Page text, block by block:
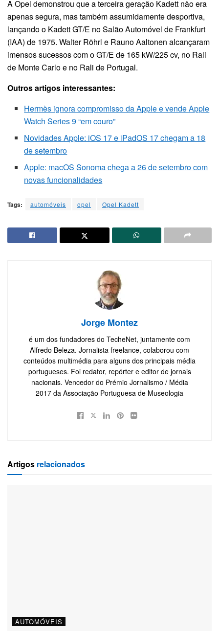
A Opel demonstrou que a terceira geração Kadett não era
apenas segura, mas também assumidamente desportiva,
lançando o Kadett GT/E no Salão Automóvel de Frankfurt
(IAA) de 1975. Walter Röhrl e Rauno Aaltonen alcançaram
imensos sucessos com o GT/E de 165 kW/225 cv, no Rali
de Monte Carlo e no Rali de Portugal.
Outros artigos interessantes:
Hermès ignora compromisso da Apple e vende Apple
Watch Series 9 “em couro”
Novidades Apple: iOS 17 e iPadOS 17 chegam a 18
de setembro
Apple: macOS Sonoma chega a 26 de setembro com
novas funcionalidades
Tags: automóveis opel Opel Kadett
Jorge Montez
é um dos fundadores do TecheNet, juntamente com
Alfredo Beleza. Jornalista freelance, colaborou com
conteúdos multimédia para alguns dos principais média
portugueses. Foi redator, repórter e editor de jornais
nacionais. Vencedor do Prémio Jornalismo / Média
2017 da Associação Portuguesa de Museologia
Artigos relacionados
AUTOMÓVEIS